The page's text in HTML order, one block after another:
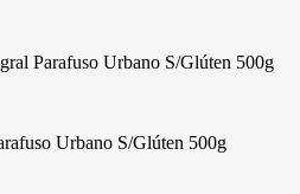
Parafuso Urbano S/Glúten 500g
Urbano S/Glúten 500g